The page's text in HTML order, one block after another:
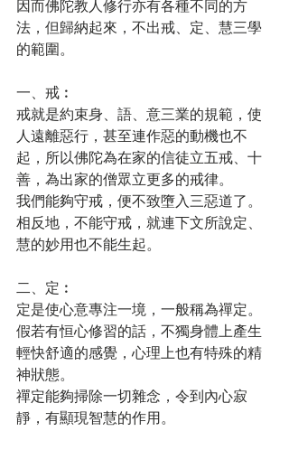
因而佛陀教人修行亦有各種不同的方
法，但歸納起來，不出戒、定、慧三學
的範圍。
一、戒︰
戒就是約束身、語、意三業的規範，使
人遠離惡行，甚至連作惡的動機也不
起，所以佛陀為在家的信徒立五戒、十
善，為出家的僧眾立更多的戒律。
我們能夠守戒，便不致墮入三惡道了。
相反地，不能守戒，就連下文所說定、
慧的妙用也不能生起。
二、定︰
定是使心意專注一境，一般稱為禪定。
假若有恒心修習的話，不獨身體上產生
輕快舒適的感覺，心理上也有特殊的精
神狀態。
禪定能夠掃除一切雜念，令到內心寂
靜，有顯現智慧的作用。